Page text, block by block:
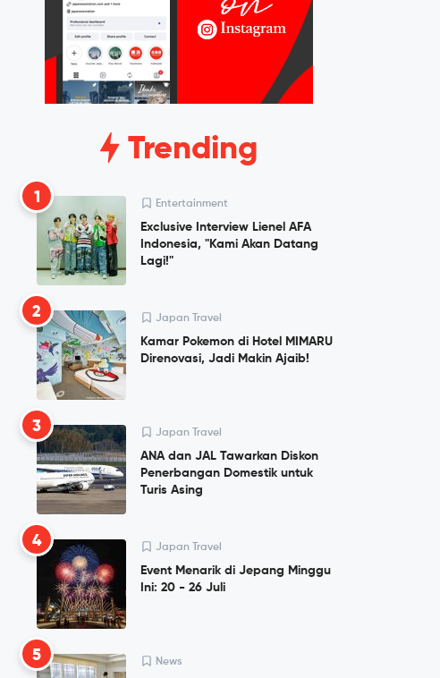
Trending
1 Entertainment
Exclusive Interview Lienel AFA
Indonesia, "Kami Akan Datang
Lagi!"
2 Japan Travel
Kamar Pokemon di Hotel MIMARU
Direnovasi, Jadi Makin Ajaib!
3 Japan Travel
ANA dan JAL Tawarkan Diskon
Penerbangan Domestik untuk
Turis Asing
4 Japan Travel
Event Menarik di Jepang Minggu
Ini: 20 - 26 Juli
5 News